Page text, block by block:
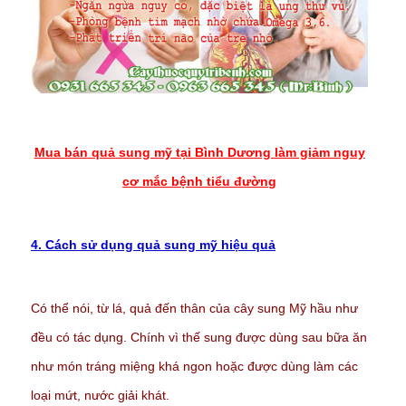
Mua bán quả sung mỹ tại Bình Dương làm giảm nguy
cơ mắc bệnh tiểu đường
4. Cách sử dụng quả sung mỹ hiệu quả
Có thể nói, từ lá, quả đến thân của cây sung Mỹ hầu như
đều có tác dụng. Chính vì thế sung được dùng sau bữa ăn
như món tráng miệng khá ngon hoặc được dùng làm các
loại mứt, nước giải khát.